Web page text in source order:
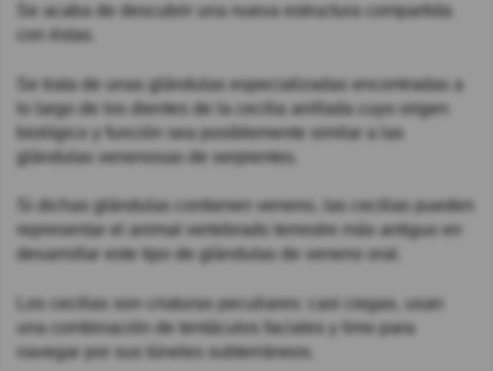
Se acaba de descubrir una nueva estructura compartida
con éstas.
Se trata de unas glándulas especializadas encontradas a
lo largo de los dientes de la cecilia anillada cuyo origen
biológico y función sea posiblemente similar a las
glándulas venenosas de serpientes.
Si dichas glándulas contienen veneno, las cecilias pueden
representar el animal vertebrado terrestre más antiguo en
desarrollar este tipo de glándulas de veneno oral.
Los cecilias son criaturas peculiares: casi ciegas, usan
una combinación de tentáculos faciales y limo para
navegar por sus túneles subterráneos.